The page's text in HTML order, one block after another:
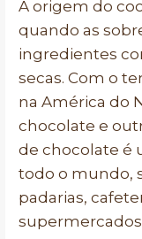
A origem do
quando as
ingredientes
secas. Com o
na América do
chocolate e
de chocolate é
todo o mundo,
padarias,